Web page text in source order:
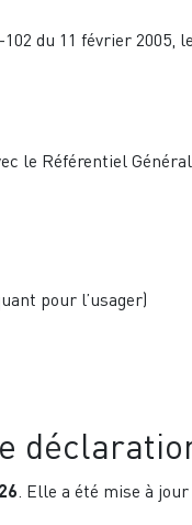
du 11 février
le Référentiel
pour l’usager)
. Elle a été mise à jour